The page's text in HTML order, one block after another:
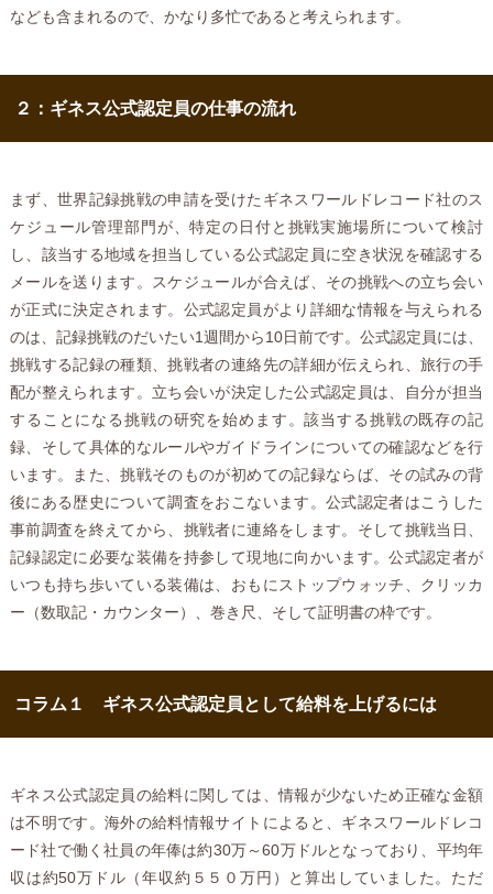
なども含まれるので、かなり多忙であると考えられます。
２：ギネス公式認定員の仕事の流れ
まず、世界記録挑戦の申請を受けたギネスワールドレコード社のス
ケジュール管理部門が、特定の日付と挑戦実施場所について検討
し、該当する地域を担当している公式認定員に空き状況を確認する
メールを送ります。スケジュールが合えば、その挑戦への立ち会い
が正式に決定されます。公式認定員がより詳細な情報を与えられる
のは、記録挑戦のだいたい1週間から10日前です。公式認定員には、
挑戦する記録の種類、挑戦者の連絡先の詳細が伝えられ、旅行の手
配が整えられます。立ち会いが決定した公式認定員は、自分が担当
することになる挑戦の研究を始めます。該当する挑戦の既存の記
録、そして具体的なルールやガイドラインについての確認などを行
います。また、挑戦そのものが初めての記録ならば、その試みの背
後にある歴史について調査をおこないます。公式認定者はこうした
事前調査を終えてから、挑戦者に連絡をします。そして挑戦当日、
記録認定に必要な装備を持参して現地に向かいます。公式認定者が
いつも持ち歩いている装備は、おもにストップウォッチ、クリッカ
ー（数取記・カウンター）、巻き尺、そして証明書の枠です。
コラム１ ギネス公式認定員として給料を上げるには
ギネス公式認定員の給料に関しては、情報が少ないため正確な金額
は不明です。海外の給料情報サイトによると、ギネスワールドレコ
ード社で働く社員の年俸は約30万～60万ドルとなっており、平均年
収は約50万ドル（年収約５５０万円）と算出していました。ただ